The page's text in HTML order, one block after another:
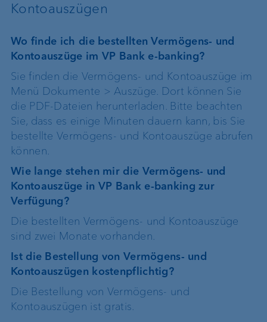
Kontoauszügen
Wo finde ich die bestellten Vermögens- und
Kontoauszüge im VP Bank e-banking?
Sie finden die Vermögens- und Kontoauszüge im
Menü Dokumente > Auszüge. Dort können Sie
die PDF-Dateien herunterladen. Bitte beachten
Sie, dass es einige Minuten dauern kann, bis Sie
bestellte Vermögens- und Kontoauszüge abrufen
können.
Wie lange stehen mir die Vermögens- und
Kontoauszüge in VP Bank e-banking zur
Verfügung?
Die bestellten Vermögens- und Kontoauszüge
sind zwei Monate vorhanden.
Ist die Bestellung von Vermögens- und
Kontoauszügen kostenpflichtig?
Die Bestellung von Vermögens- und
Kontoauszügen ist gratis.